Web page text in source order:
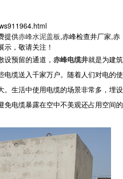
提供赤峰水泥盖板,赤峰检查井厂家,赤
，敬请关注！
设预留的通道， 赤峰电缆井就是为建筑
电缆送入千家万户。随着人们对电的使
。生活中使用电缆的场景非常多，埋设
免电缆暴露在空中不美观还占用空间的